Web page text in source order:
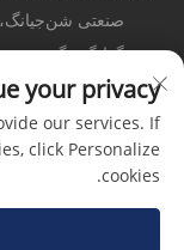
صنعتی
گوانگدونگ
+86-17316086390
[email protected]
your privacy
our services. If
click Personalize
cookies.